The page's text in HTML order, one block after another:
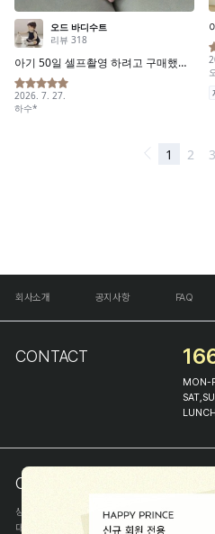
회사소개 공지사항 FAQ
CONTACT
MON-
COMPANY INFO
상호
(주)해피프린스
대표
이화진